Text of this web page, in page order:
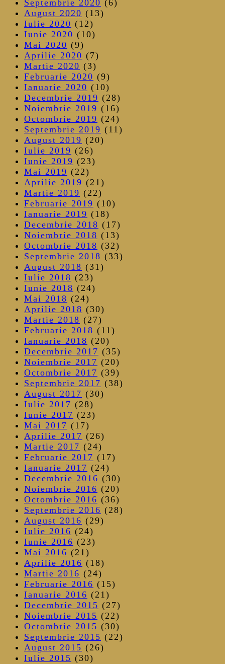
Septembrie 2020 (6)
August 2020 (13)
Iulie 2020 (12)
Iunie 2020 (10)
Mai 2020 (9)
Aprilie 2020 (7)
Martie 2020 (3)
Februarie 2020 (9)
Ianuarie 2020 (10)
Decembrie 2019 (28)
Noiembrie 2019 (16)
Octombrie 2019 (24)
Septembrie 2019 (11)
August 2019 (20)
Iulie 2019 (26)
Iunie 2019 (23)
Mai 2019 (22)
Aprilie 2019 (21)
Martie 2019 (22)
Februarie 2019 (10)
Ianuarie 2019 (18)
Decembrie 2018 (17)
Noiembrie 2018 (13)
Octombrie 2018 (32)
Septembrie 2018 (33)
August 2018 (31)
Iulie 2018 (23)
Iunie 2018 (24)
Mai 2018 (24)
Aprilie 2018 (30)
Martie 2018 (27)
Februarie 2018 (11)
Ianuarie 2018 (20)
Decembrie 2017 (35)
Noiembrie 2017 (20)
Octombrie 2017 (39)
Septembrie 2017 (38)
August 2017 (30)
Iulie 2017 (28)
Iunie 2017 (23)
Mai 2017 (17)
Aprilie 2017 (26)
Martie 2017 (24)
Februarie 2017 (17)
Ianuarie 2017 (24)
Decembrie 2016 (30)
Noiembrie 2016 (20)
Octombrie 2016 (36)
Septembrie 2016 (28)
August 2016 (29)
Iulie 2016 (24)
Iunie 2016 (23)
Mai 2016 (21)
Aprilie 2016 (18)
Martie 2016 (24)
Februarie 2016 (15)
Ianuarie 2016 (21)
Decembrie 2015 (27)
Noiembrie 2015 (22)
Octombrie 2015 (30)
Septembrie 2015 (22)
August 2015 (26)
Iulie 2015 (30)